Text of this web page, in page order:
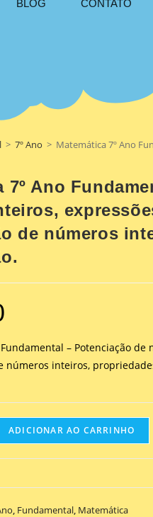
BLOG CONTATO
> 7º Ano > Matemática 7º Ano
7º Ano
de números
– Potenciação
números inteiros,
ADICIONAR AO CARRINHO
, Fundamental, Matemática